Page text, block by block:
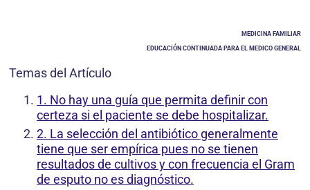
MEDICINA FAMILIAR
EDUCACIÓN CONTINUADA PARA EL MEDICO GENERAL
Temas del Artículo
1. No hay una guía que permita definir con
certeza si el paciente se debe hospitalizar.
2. La selección del antibiótico generalmente
tiene que ser empírica pues no se tienen
resultados de cultivos y con frecuencia el Gram
de esputo no es diagnóstico.